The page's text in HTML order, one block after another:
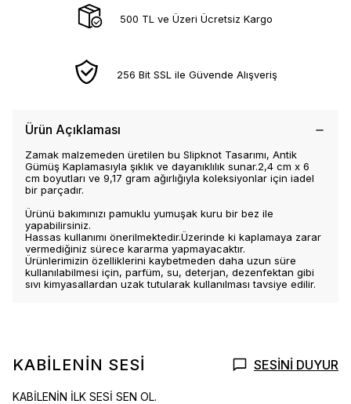
500 TL ve Üzeri Ücretsiz Kargo
256 Bit SSL ile Güvende Alışveriş
Ürün Açıklaması
Zamak malzemeden üretilen bu Slipknot Tasarımı, Antik
Gümüş Kaplamasıyla şıklık ve dayanıklılık sunar.2,4 cm x 6
cm boyutları ve 9,17 gram ağırlığıyla koleksiyonlar için iadel
bir parçadır.
Ürünü bakımınızı pamuklu yumuşak kuru bir bez ile
yapabilirsiniz.
Hassas kullanımı önerilmektedir.Üzerinde ki kaplamaya zarar
vermediğiniz sürece kararma yapmayacaktır.
Ürünlerimizin özelliklerini kaybetmeden daha uzun süre
kullanılabilmesi için, parfüm, su, deterjan, dezenfektan gibi
sıvı kimyasallardan uzak tutularak kullanılması tavsiye edilir.
KABİLENİN SESİ SESİNİ DUYUR
KABİLENİN İLK SESİ SEN OL.